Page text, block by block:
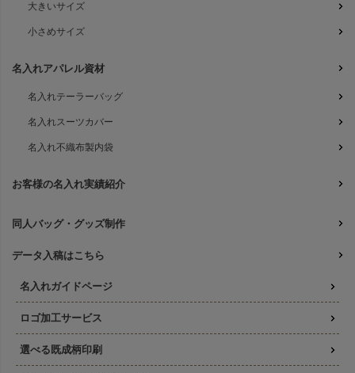
大きいサイズ
小さめサイズ
名入れアパレル資材
名入れテーラーバッグ
名入れスーツカバー
名入れ不織布製内袋
お客様の名入れ実績紹介
同人バッグ・グッズ制作
データ入稿はこちら
名入れガイドページ
ロゴ加工サービス
選べる既成柄印刷